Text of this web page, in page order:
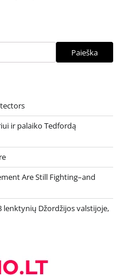
Paieška
ir palaiko Tedfordą
Are Still Fighting–and
Džordžijos valstijoje,